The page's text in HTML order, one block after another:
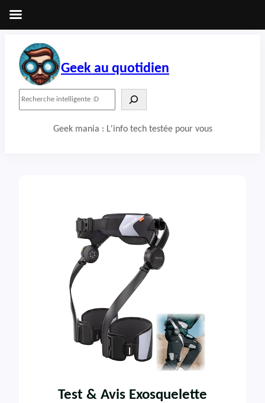
contenu
Geek au quotidien
Geek mania : L'info tech testée pour vous
Test & Avis Exosquelette